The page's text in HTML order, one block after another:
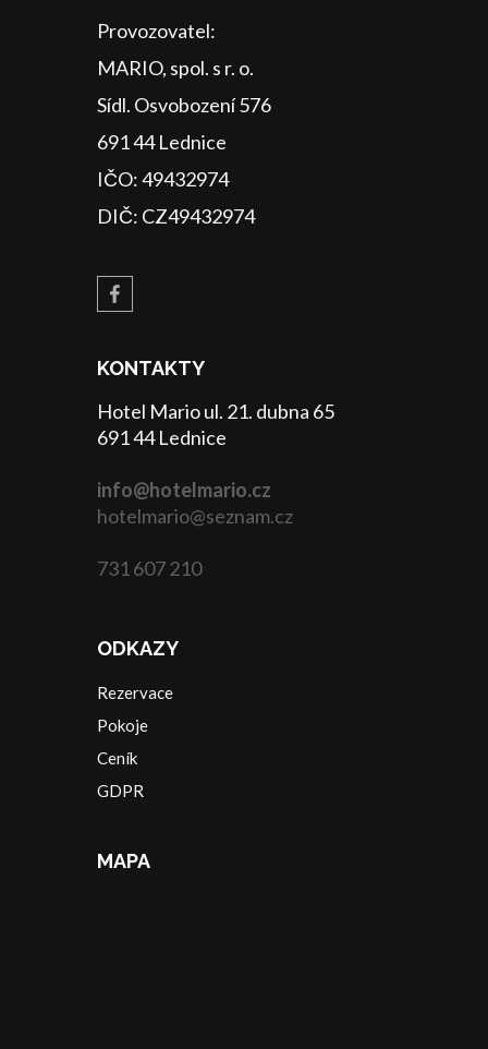
Provozovatel:
MARIO, spol. s r. o.
Sídl. Osvobození 576
691 44 Lednice
IČO: 49432974
DIČ: CZ49432974
KONTAKTY
Hotel Mario ul. 21. dubna 65
691 44 Lednice
info@hotelmario.cz
hotelmario@seznam.cz
731 607 210
ODKAZY
Rezervace
Pokoje
Ceník
GDPR
MAPA